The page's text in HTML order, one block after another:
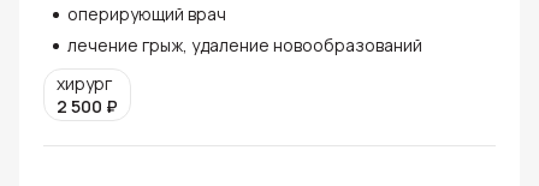
оперирующий врач
лечение грыж, удаление новообразований
хирург
2 500 ₽